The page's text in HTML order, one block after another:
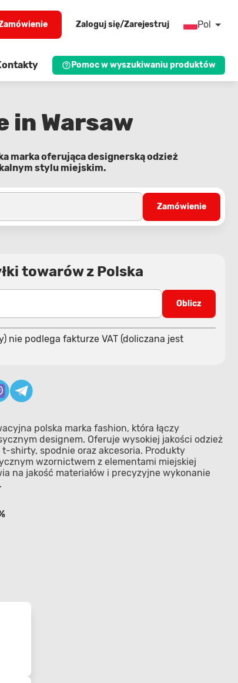
Zaloguj się/Zarejestruj Pol
Pomoc w wyszukiwaniu produktów
in Warsaw
marka oferująca designerską odzież
stylu miejskim.
Zamówienie
towarów z Polska
Oblicz
nie podlega fakturze VAT (doliczana jest
polska marka fashion, która łączy
designem. Oferuje wysokiej jakości odzież
shirty, spodnie oraz akcesoria. Produkty
wzornictwem z elementami miejskiej
na jakość materiałów i precyzyjne wykonanie